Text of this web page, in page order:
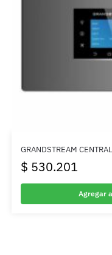
GRANDSTREAM
$ 530.201
Agregar